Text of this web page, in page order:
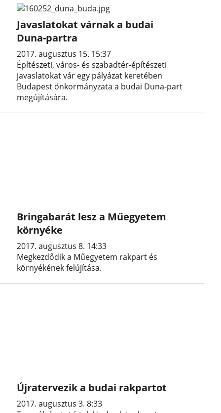
Javaslatokat várnak a budai
Duna-partra
2017. augusztus 15. 15:37
Építészeti, város- és szabadtér-építészeti
javaslatokat vár egy pályázat keretében
Budapest önkormányzata a budai Duna-part
megújítására.
Bringabarát lesz a Műegyetem
környéke
2017. augusztus 8. 14:33
Megkezdődik a Műegyetem rakpart és
környékének felújítása.
Újratervezik a budai rakpartot
2017. augusztus 3. 8:33